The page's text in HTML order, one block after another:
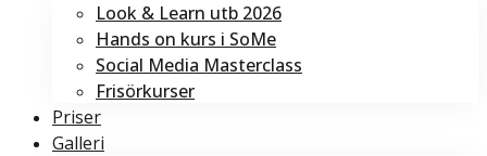
Look & Learn utb 2026
Hands on kurs i SoMe
Social Media Masterclass
Frisörkurser
Priser
Galleri